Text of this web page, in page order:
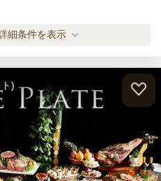
き)
応え抜群〉5種人気サンドイッチ(カッ
付き)
ル
2,100円
プルこそ王道〉たまごサンド食べ比べ
細条件を表示
)